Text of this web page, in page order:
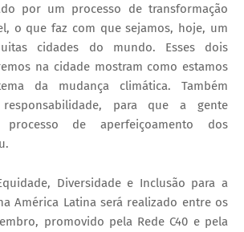
por um processo de transformação
o que faz com que sejamos, hoje, um
cidades do mundo. Esses dois
na cidade mostram como estamos
da mudança climática. Também
para que a gente
processo de aperfeiçoamento dos
Diversidade e Inclusão para a
América Latina será realizado entre os
promovido pela Rede C40 e pela